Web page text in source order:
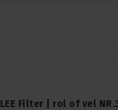
LEE Filter | rol of vel